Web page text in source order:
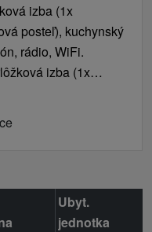
izba (1x
posteľ), kuchynský
rádio, WiFi.
izba (1x
Ubyt.
jednotka